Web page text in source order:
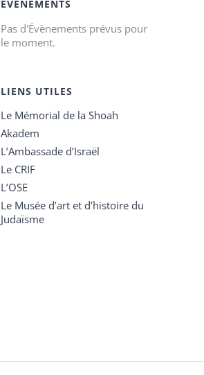
ÉVÉNEMENTS
Pas d'Évènements prévus pour
le moment.
LIENS UTILES
Le Mémorial de la Shoah
Akadem
L’Ambassade d’Israël
Le CRIF
L’OSE
Le Musée d’art et d’histoire du
Judaïsme